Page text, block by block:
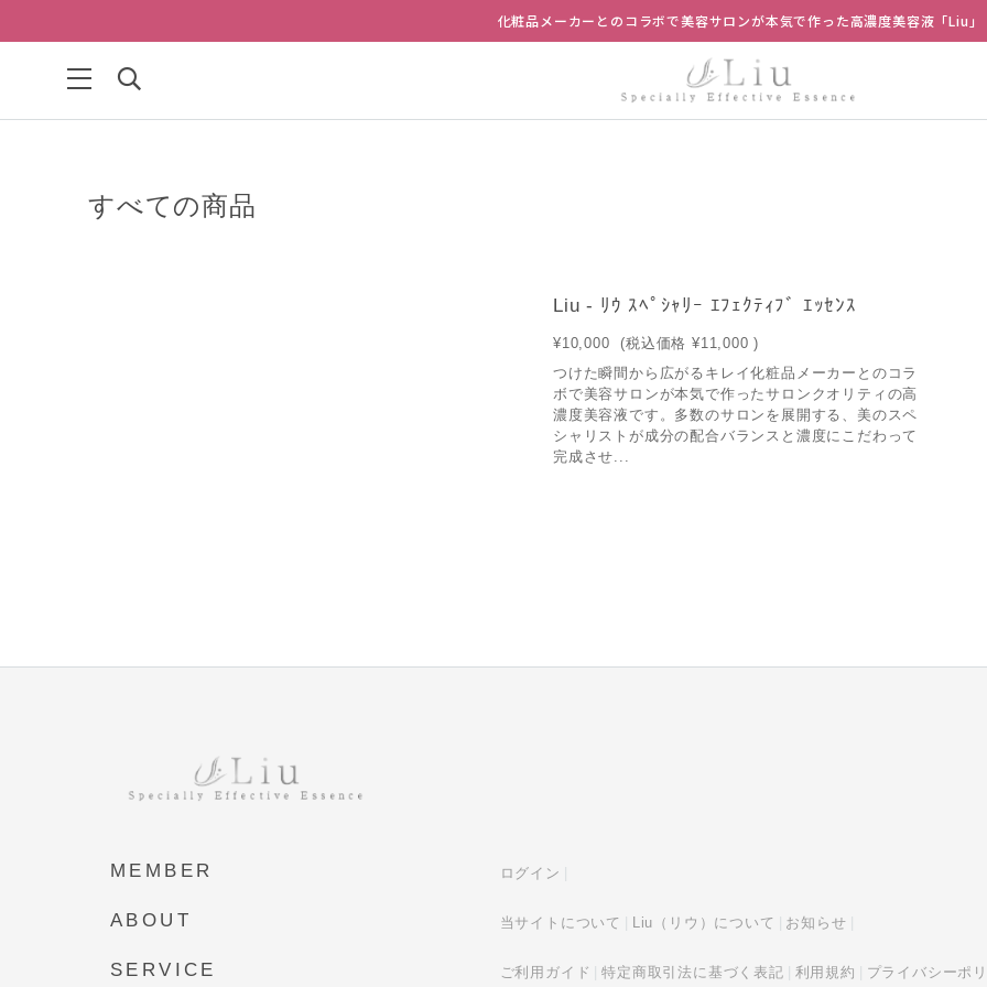
化粧品メーカーとのコラボで美容サロンが本気で作った高濃度美容液「Liu」
すべての商品
Liu - ﾘｳ ｽﾍﾟｼｬﾘｰ ｴﾌｪｸﾃｨﾌﾞ ｴｯｾﾝｽ
¥10,000 (税込価格 ¥11,000 )
つけた瞬間から広がるキレイ化粧品メーカーとのコラ
ボで美容サロンが本気で作ったサロンクオリティの高
濃度美容液です。多数のサロンを展開する、美のスペ
シャリストが成分の配合バランスと濃度にこだわって
完成させ...
MEMBER ログイン
ABOUT 当サイトについて Liu（リウ）について お知らせ
SERVICE ご利用ガイド 特定商取引法に基づく表記 利用規約 プライバシーポ